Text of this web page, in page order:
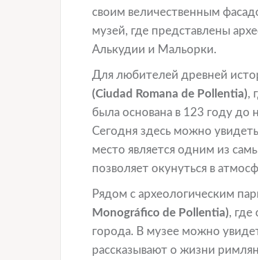
своим величественным
музей, где представлены
Алькудии и Мальорки.
Для любителей древней
(Ciudad Romana de Pollentia),
была основана в 123 году до
Сегодня здесь можно
место является одним из
позволяет окунуться в
Рядом с археологическим
Monográfico de Pollentia), где
города. В музее можно
рассказывают о жизни